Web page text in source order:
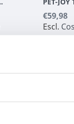
€59,98
Escl.